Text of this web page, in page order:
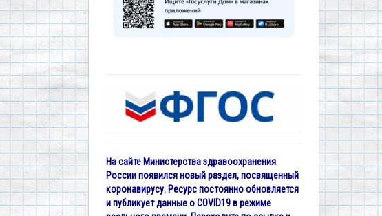
На сайте Министерства здравоохранения
России появился новый раздел, посвященный
коронавирусу. Ресурс постоянно обновляется
и публикует данные о COVID19 в режиме